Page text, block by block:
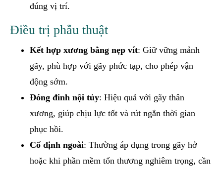
đúng vị trí.
Điều trị phẫu thuật
Kết hợp xương bằng nẹp vít: Giữ vững mảnh
gãy, phù hợp với gãy phức tạp, cho phép vận
động sớm.
Đóng đinh nội tủy: Hiệu quả với gãy thân
xương, giúp chịu lực tốt và rút ngắn thời gian
phục hồi.
Cố định ngoài: Thường áp dụng trong gãy hở
hoặc khi phần mềm tổn thương nghiêm trọng, cần